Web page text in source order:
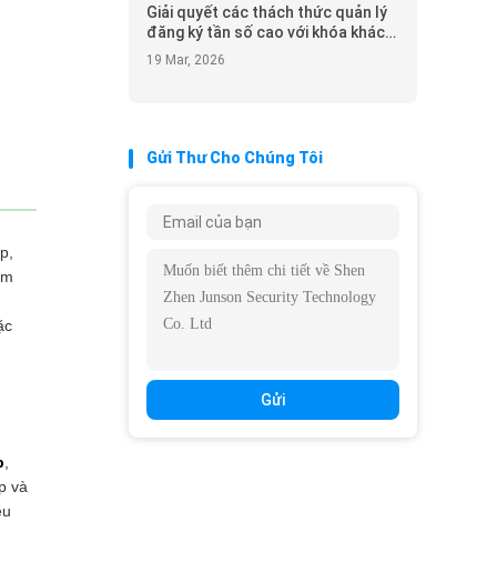
và
Giải quyết các thách thức quản lý
đăng ký tần số cao với khóa khách
sạn JS-HL2020E và 1000 hồ sơ mở
19 Mar, 2026
Gửi Thư Cho Chúng Tôi
Gửi